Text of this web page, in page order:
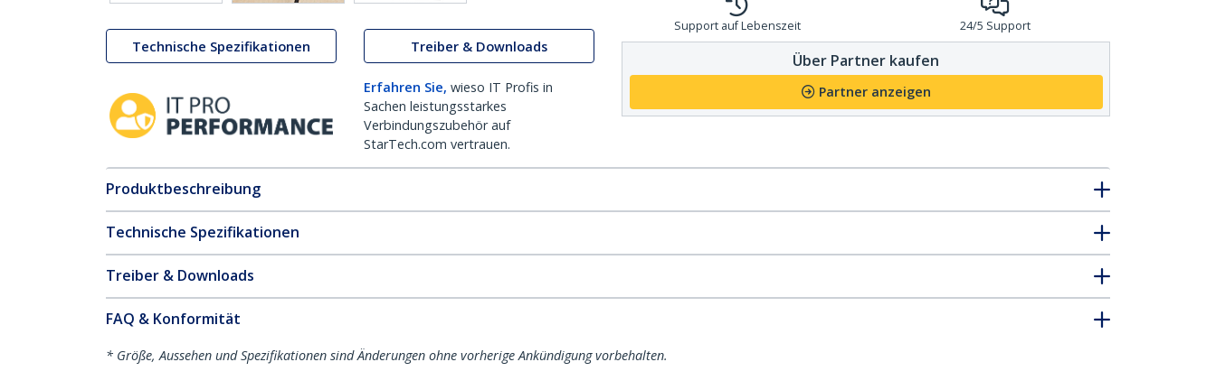
Technische Spezifikationen Treiber & Downloads
Erfahren Sie, wieso IT Profis in
Sachen leistungsstarkes
Verbindungszubehör auf
StarTech.com vertrauen.
Support auf Lebenszeit 24/5 Support
Über Partner kaufen
Partner anzeigen
Produktbeschreibung
Technische Spezifikationen
Treiber & Downloads
FAQ & Konformität
* Größe, Aussehen und Spezifikationen sind Änderungen ohne vorherige Ankündigung vorbehalten.